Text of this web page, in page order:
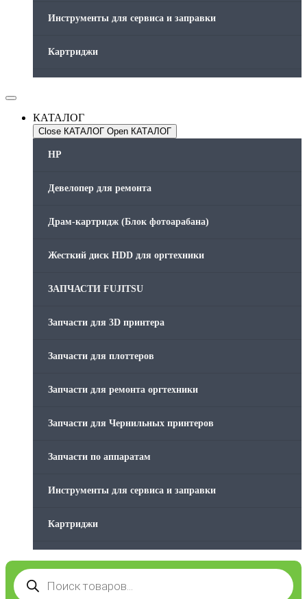
Инструменты для сервиса и заправки
Картриджи
Оргтехника / Принтеры, Копиры и МФУ
Память для принтера
Печатающая головка для принтера
Ремонт принтера. Услуги Сервисного центра.
Скрепки для финишера
Средства для сервиса / Оборудование
Стяжки для кабеля
Товары без категории
Товары для заправки
Фольга , изолента, скотч и тд
КАТАЛОГ
Close КАТАЛОГ Open КАТАЛОГ
HP
Девелопер для ремонта
Драм-картридж (Блок фотоарабана)
Жесткий диск HDD для оргтехники
ЗАПЧАСТИ FUJITSU
Запчасти для 3D принтера
Запчасти для плоттеров
Запчасти для ремонта оргтехники
Запчасти для Чернильных принтеров
Запчасти по аппаратам
Инструменты для сервиса и заправки
Картриджи
Оргтехника / Принтеры, Копиры и МФУ
Поиск
товаров